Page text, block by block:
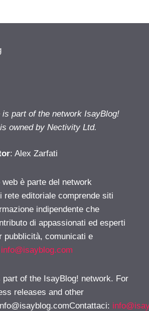
is part of the network IsayBlog!
owned by Nectivity Ltd.
: Alex Zarfati
è parte del network
rete editoriale comprende siti
indipendente che
di appassionati ed esperti
pubblicità, comunicati e
info@isayblog.com
of the IsayBlog! network. For
releases and other
: